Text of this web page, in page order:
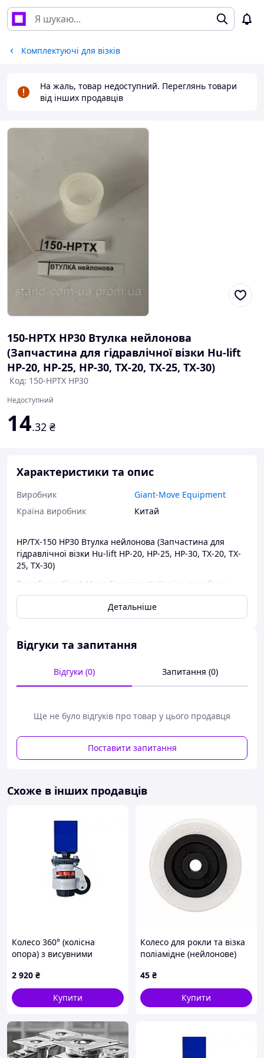
Комплектуючі для візків
На жаль, товар недоступний. Переглянь товари
від інших продавців
150-HPTX HP30 Втулка нейлонова
(Запчастина для гідравлічної візки Hu-lift
HP-20, HP-25, HP-30, TX-20, TX-25, TX-30)
Код: 150-HPTX HP30
Недоступний
14.32 ₴
Характеристики та опис
Виробник
Giant-Move Equipment
Країна виробник
Китай
HP/TX-150 НР30 Втулка нейлонова (Запчастина для
гідравлічної візки Hu-lift HP-20, HP-25, HP-30, TX-20, TX-
25, TX-30)
Виробник: Giant-Move Equipment; Країна виробник:
Китай
Детальніше
Відгуки та запитання
Відгуки (0) Запитання (0)
Ще не було відгуків про товар у цього продавця
Поставити запитання
Схоже в інших продавців
Колесо 360° (колісна
опора) з висувними
2 920 ₴
Купити
Колесо для рокли та візка
поліамідне (нейлонове)
вісь 8 мм
45 ₴
Купити